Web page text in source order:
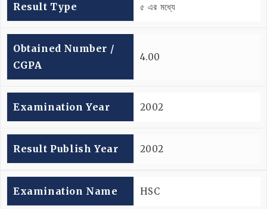
Result Type ৫ এর মধ্যে
Obtained Number /
CGPA
4.00
Examination Year 2002
Result Publish Year 2002
Examination Name HSC